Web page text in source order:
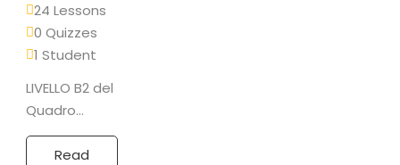
24 Lessons
0 Quizzes
1 Student
LIVELLO B2 del
Quadro
comune
europeo di
Read